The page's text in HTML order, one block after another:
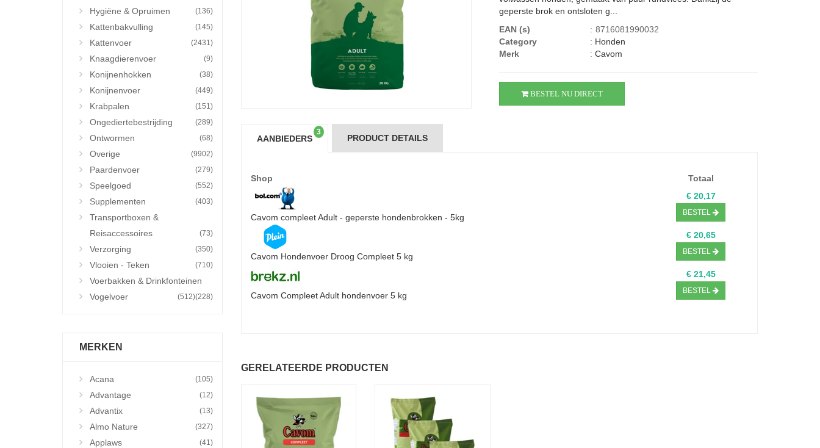
Hygiëne & Opruimen (136)
Kattenbakvulling (145)
Kattenvoer (2431)
Knaagdierenvoer (9)
Konijnenhokken (38)
Konijnenvoer (449)
Krabpalen (151)
Ongediertebestrijding (289)
Ontwormen (68)
Overige (9902)
Paardenvoer (279)
Speelgoed (552)
Supplementen (403)
Transportboxen &
Reisaccessoires
(73)
Verzorging (350)
Vlooien - Teken (710)
Voerbakken & Drinkfonteinen
(228)
Vogelvoer (512)
MERKEN
Acana (105)
Advantage (12)
Advantix (13)
Almo Nature (327)
Applaws (41)
geperste brok en ontsloten g...
EAN (s)
: 8716081990032
Category
: Honden
Merk
:Cavom
BESTEL NU DIRECT
AANBIEDERS
3
PRODUCT DETAILS
Shop Totaal
Cavom compleet Adult - geperste hondenbrokken - 5kg
€ 20,17
BESTEL
Cavom Hondenvoer Droog Compleet 5 kg
€ 20,65
BESTEL
Cavom Compleet Adult hondenvoer 5 kg
€ 21,45
BESTEL
GERELATEERDE PRODUCTEN